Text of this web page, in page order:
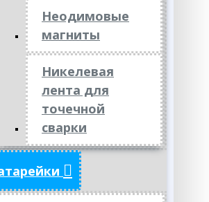
Неодимовые
магниты
Никелевая
лента для
точечной
сварки